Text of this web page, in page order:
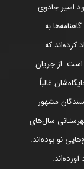
اسیر جادوی
به
کرده‌اند که
است. از جریان
غالباً
مشهور
سال‌های
نو بوده‌اند.